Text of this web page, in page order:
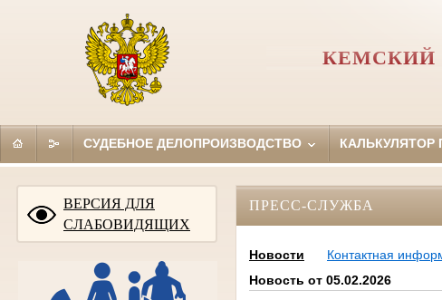
КЕМСКИЙ
СУДЕБНОЕ ДЕЛОПРОИЗВОДСТВО
ВЕРСИЯ ДЛЯ
СЛАБОВИДЯЩИХ
ПРЕСС-СЛУЖБА
Новости
Контактная
Новость от 05.02.2026